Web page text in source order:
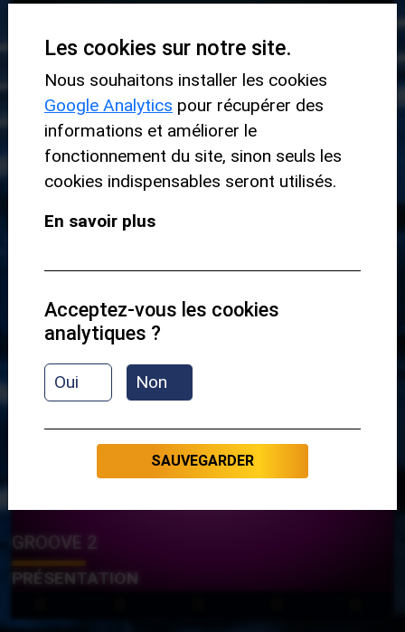
GROOVE 1.1
PRÉSENTATION
DÉBUTANT
GROOVE 2
PRÉSENTATION
Les cookies sur notre site.
Nous souhaitons installer les cookies
Google Analytics pour récupérer des
informations et améliorer le
fonctionnement du site, sinon seuls les
cookies indispensables seront utilisés.
En savoir plus
Oui Non
Acceptez-vous les cookies
analytiques ?
SAUVEGARDER